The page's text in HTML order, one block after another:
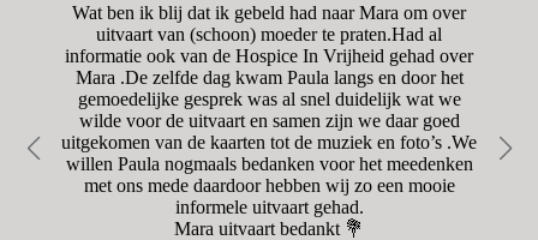
Wat ben ik blij dat ik gebeld had naar Mara om over
uitvaart van (schoon) moeder te praten.Had al
informatie ook van de Hospice In Vrijheid gehad over
Mara .De zelfde dag kwam Paula langs en door het
gemoedelijke gesprek was al snel duidelijk wat we
wilde voor de uitvaart en samen zijn we daar goed
uitgekomen van de kaarten tot de muziek en foto’s .We
willen Paula nogmaals bedanken voor het meedenken
met ons mede daardoor hebben wij zo een mooie
informele uitvaart gehad.
Mara uitvaart bedankt 💐